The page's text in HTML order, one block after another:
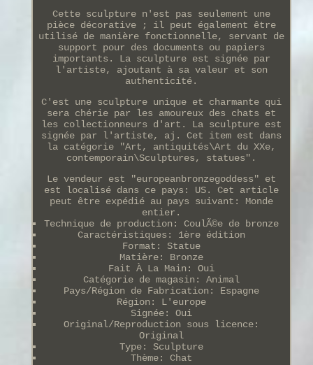
Cette sculpture n'est pas seulement une
pièce décorative ; il peut également être
utilisé de manière fonctionnelle, servant de
support pour des documents ou papiers
importants. La sculpture est signée par
l'artiste, ajoutant à sa valeur et son
authenticité.
C'est une sculpture unique et charmante qui
sera chérie par les amoureux des chats et
les collectionneurs d'art. La sculpture est
signée par l'artiste, aj. Cet item est dans
la catégorie "Art, antiquités\Art du XXe,
contemporain\Sculptures, statues".
Le vendeur est "europeanbronzegoddess" et
est localisé dans ce pays: US. Cet article
peut être expédié au pays suivant: Monde
entier.
Technique de production: CoulÃ©e de bronze
Caractéristiques: 1ère édition
Format: Statue
Matière: Bronze
Fait À La Main: Oui
Catégorie de magasin: Animal
Pays/Région de Fabrication: Espagne
Région: L'europe
Signée: Oui
Original/Reproduction sous licence:
Original
Type: Sculpture
Thème: Chat